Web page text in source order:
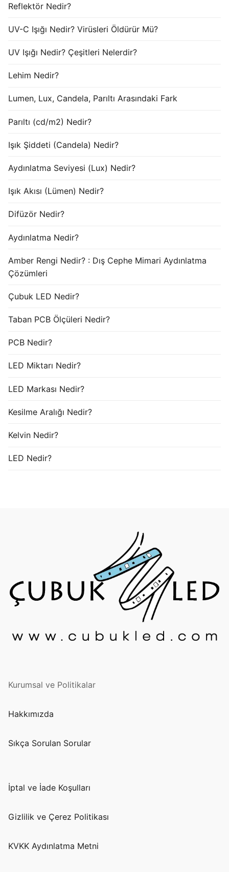
Reflektör Nedir?
UV-C Işığı Nedir? Virüsleri Öldürür Mü?
UV Işığı Nedir? Çeşitleri Nelerdir?
Lehim Nedir?
Lumen, Lux, Candela, Parıltı Arasındaki Fark
Parıltı (cd/m2) Nedir?
Işık Şiddeti (Candela) Nedir?
Aydınlatma Seviyesi (Lux) Nedir?
Işık Akısı (Lümen) Nedir?
Difüzör Nedir?
Aydınlatma Nedir?
Amber Rengi Nedir? : Dış Cephe Mimari Aydınlatma
Çözümleri
Çubuk LED Nedir?
Taban PCB Ölçüleri Nedir?
PCB Nedir?
LED Miktarı Nedir?
LED Markası Nedir?
Kesilme Aralığı Nedir?
Kelvin Nedir?
LED Nedir?
Kurumsal ve Politikalar
Hakkımızda
Sıkça Sorulan Sorular
İptal ve İade Koşulları
Gizlilik ve Çerez Politikası
KVKK Aydınlatma Metni